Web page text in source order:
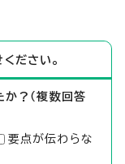
ださい。
か？（複数回答
要点が伝わらな